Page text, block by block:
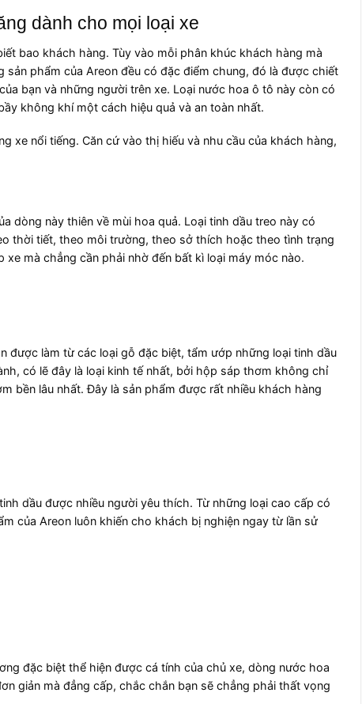
dành cho mọi loại xe
bao khách hàng. Tùy vào mỗi phân khúc khách hàng mà
phẩm của Areon đều có đặc điểm chung, đó là được chiết
bạn và những người trên xe. Loại nước hoa ô tô này còn có
không khí một cách hiệu quả và an toàn nhất.
xe nổi tiếng. Căn cứ vào thị hiếu và nhu cầu của khách hàng,
dòng này thiên về mùi hoa quả. Loại tinh dầu treo này có
thời tiết, theo môi trường, theo sở thích hoặc theo tình trạng
mà chẳng cần phải nhờ đến bất kì loại máy móc nào.
được làm từ các loại gỗ đặc biệt, tẩm ướp những loại tinh dầu
có lẽ đây là loại kinh tế nhất, bởi hộp sáp thơm không chỉ
bền lâu nhất. Đây là sản phẩm được rất nhiều khách hàng
dầu được nhiều người yêu thích. Từ những loại cao cấp có
của Areon luôn khiến cho khách bị nghiện ngay từ lần sử
đặc biệt thể hiện được cá tính của chủ xe, dòng nước hoa
giản mà đẳng cấp, chắc chắn bạn sẽ chẳng phải thất vọng